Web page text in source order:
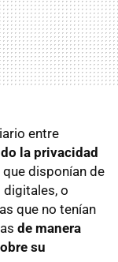
entre
la privacidad
disponían de
o
que no tenían
de manera
su